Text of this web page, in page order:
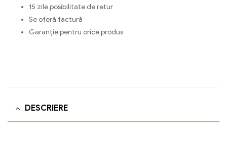
15 zile posibilitate de retur
Se oferă factură
Garanție pentru orice produs
DESCRIERE